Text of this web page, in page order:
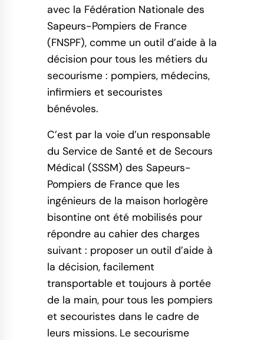
avec la Fédération Nationale des
Sapeurs-Pompiers de France
(FNSPF), comme un outil d’aide à la
décision pour tous les métiers du
secourisme : pompiers, médecins,
infirmiers et secouristes
bénévoles.
C’est par la voie d’un responsable
du Service de Santé et de Secours
Médical (SSSM) des Sapeurs-
Pompiers de France que les
ingénieurs de la maison horlogère
bisontine ont été mobilisés pour
répondre au cahier des charges
suivant : proposer un outil d’aide à
la décision, facilement
transportable et toujours à portée
de la main, pour tous les pompiers
et secouristes dans le cadre de
leurs missions. Le secourisme